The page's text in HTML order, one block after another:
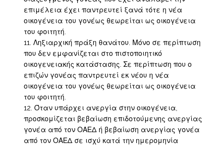
επιμέλεια έχει παντρευτεί ξανά τότε η νέα
οικογένεια του γονέως θεωρείται ως οικογένεια
του φοιτητή.
Ληξιαρχική πράξη θανάτου. Μόνο σε περίπτωση
που δεν εμφανίζεται στο πιστοποιητικό
οικογενειακής κατάστασης. Σε περίπτωση που ο
επιζών γονέας παντρευτεί εκ νέου η νέα
οικογένεια του γονέως θεωρείται ως οικογένεια
του φοιτητή.
Όταν υπάρχει ανεργία στην οικογένεια,
προσκομίζεται βεβαίωση επιδοτούμενης ανεργίας
γονέα από τον ΟΑΕΔ ή βεβαίωση ανεργίας γονέα
από τον ΟΑΕΔ σε ισχύ κατά την ημερομηνία